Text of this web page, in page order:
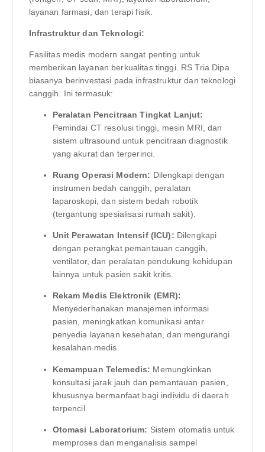
layanan farmasi, dan terapi fisik.
Infrastruktur dan Teknologi:
Fasilitas medis modern sangat penting untuk
memberikan layanan berkualitas tinggi. RS Tria Dipa
biasanya berinvestasi pada infrastruktur dan teknologi
canggih. Ini termasuk:
Peralatan Pencitraan Tingkat Lanjut:
Pemindai CT resolusi tinggi, mesin MRI, dan
sistem ultrasound untuk pencitraan diagnostik
yang akurat dan terperinci.
Ruang Operasi Modern: Dilengkapi dengan
instrumen bedah canggih, peralatan
laparoskopi, dan sistem bedah robotik
(tergantung spesialisasi rumah sakit).
Unit Perawatan Intensif (ICU): Dilengkapi
dengan perangkat pemantauan canggih,
ventilator, dan peralatan pendukung kehidupan
lainnya untuk pasien sakit kritis.
Rekam Medis Elektronik (EMR):
Menyederhanakan manajemen informasi
pasien, meningkatkan komunikasi antar
penyedia layanan kesehatan, dan mengurangi
kesalahan medis.
Kemampuan Telemedis: Memungkinkan
konsultasi jarak jauh dan pemantauan pasien,
khususnya bermanfaat bagi individu di daerah
terpencil.
Otomasi Laboratorium: Sistem otomatis untuk
memproses dan menganalisis sampel